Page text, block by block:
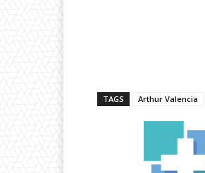
TAGS Arthur Valencia